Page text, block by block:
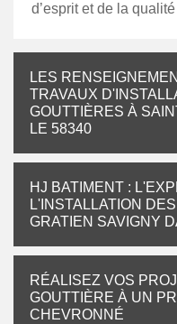
d’esprit et de la
LES
TRAVAUX
GOUTTIÈRES À
LE 58340
HJ BATIMENT :
L'INSTALLATION
GRATIEN SAVIGNY
RÉALISEZ VOS
GOUTTIÈRE À UN
CHEVRONNÉ